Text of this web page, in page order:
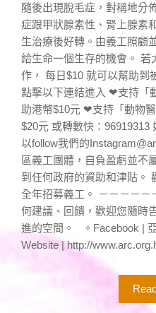
隨後出現脫毛症，對稱地分
症跟甲狀腺素性、腎上腺素
生治療後好轉。由義工照顧
給生命一個生存的機會。 若
作， 每日$10 就可以幫助到
點擊以下連結進入 ❤支持「
助港幣$10元 ❤支持「動物
$20元 或轉數快：96919313
以follow我們的
區義工團體，自負盈虧並不
到任何政府的資助和津貼。
全年招募義工。 －－－－
何建議、回饋，歡迎您隨時
進的空間。 。Facebook |
Website | http://